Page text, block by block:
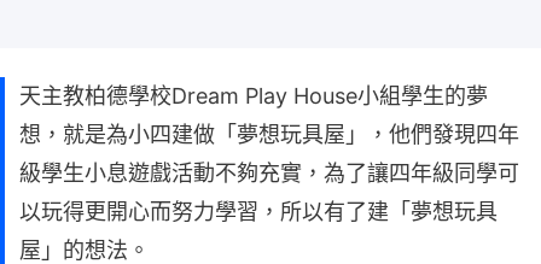
天主教柏德學校Dream Play House小組學生的夢
想，就是為小四建做「夢想玩具屋」，他們發現四年
級學生小息遊戲活動不夠充實，為了讓四年級同學可
以玩得更開心而努力學習，所以有了建「夢想玩具
屋」的想法。